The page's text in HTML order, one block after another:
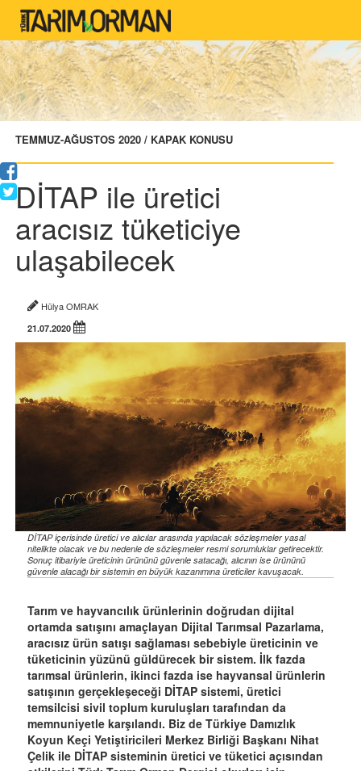
TEMMUZ-AĞUSTOS 2020 / KAPAK KONUSU
DİTAP ile üretici
aracısız tüketiciye
ulaşabilecek
Hülya OMRAK
21.07.2020
DİTAP içerisinde üretici ve alıcılar arasında yapılacak sözleşmeler yasal
nitelikte olacak ve bu nedenle de sözleşmeler resmi sorumluklar getirecektir.
Sonuç itibariyle üreticinin ürününü güvenle satacağı, alıcının ise ürününü
güvenle alacağı bir sistemin en büyük kazanımına üreticiler kavuşacak.
Tarım ve hayvancılık ürünlerinin doğrudan dijital
ortamda satışını amaçlayan Dijital Tarımsal Pazarlama,
aracısız ürün satışı sağlaması sebebiyle üreticinin ve
tüketicinin yüzünü güldürecek bir sistem. İlk fazda
tarımsal ürünlerin, ikinci fazda ise hayvansal ürünlerin
satışının gerçekleşeceği DİTAP sistemi, üretici
temsilcisi sivil toplum kuruluşları tarafından da
memnuniyetle karşılandı. Biz de Türkiye Damızlık
Koyun Keçi Yetiştiricileri Merkez Birliği Başkanı Nihat
Çelik ile DİTAP sisteminin üretici ve tüketici açısından